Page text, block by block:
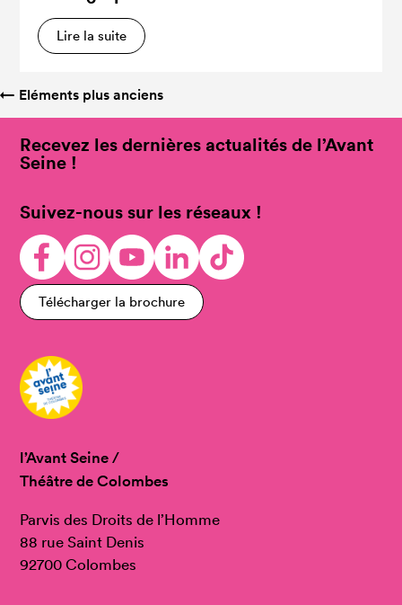
Lire la suite
← Eléments plus anciens
Recevez les dernières actualités de l’Avant
Seine !
Suivez-nous sur les réseaux !
Télécharger la brochure
l’Avant Seine /
Théâtre de Colombes
Parvis des Droits de l’Homme
88 rue Saint Denis
92700 Colombes